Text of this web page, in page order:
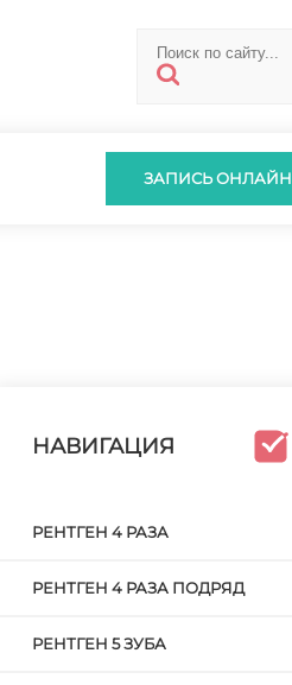
ЗАПИСЬ ОНЛАЙН
НАВИГАЦИЯ
РЕНТГЕН 4 РАЗА
РЕНТГЕН 4 РАЗА ПОДРЯД
РЕНТГЕН 5 ЗУБА